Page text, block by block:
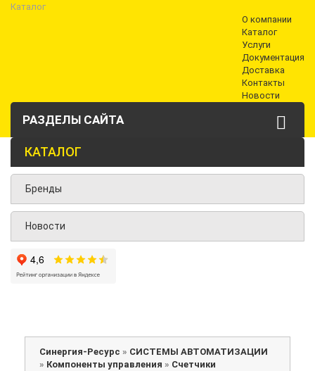
Каталог
О компании
Каталог
Услуги
Документация
Доставка
Контакты
Новости
РАЗДЕЛЫ САЙТА
КАТАЛОГ
Бренды
Новости
Синергия-Ресурс » СИСТЕМЫ АВТОМАТИЗАЦИИ
» Компоненты управления » Счетчики